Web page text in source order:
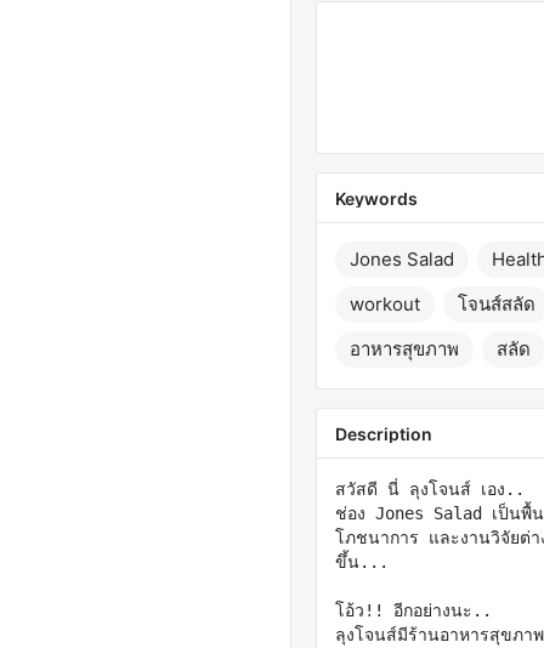
Keywords
Jones Salad
workout
โจนส์สลัด
อาหารสุขภาพ
สลัด
Description
สวัสดี นี่ ลุงโจนส์ เอง..
ช่อง Jones Salad เป็นพื้น
โภชนาการ และงานวิจัยต่
ขึ้น...
โอ้ว!! อีกอย่างนะ..
ลุงโจนส์มีร้านอาหารสุขภ